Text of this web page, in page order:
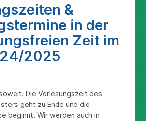
&
in der
Zeit im
2025
Die Vorlesungszeit des
geht zu Ende und die
beginnt. Wir werden auch in